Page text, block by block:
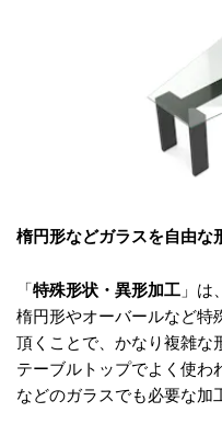
楕円形などガラスを自由な
「特殊形状・異形加工 」は
楕円形やオーバールなど特
頂くことで、かなり複雑な
テーブルトップでよく使わ
などのガラスでも必要な加